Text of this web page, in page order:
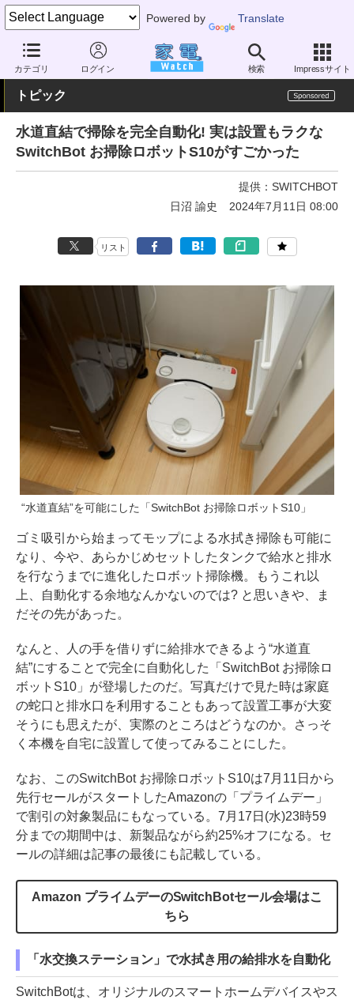
Powered by Translate
カテゴリ ログイン 検索 Impressサイト
家電 Watch 生活家電 掃除機 ロボット掃除機
トピック
水道直結で掃除を完全自動化! 実は設置もラクな
SwitchBot お掃除ロボットS10がすごかった
提供：SWITCHBOT
日沼 諭史
2024年7月11日 08:00
リスト
“水道直結”を可能にした「SwitchBot お掃除ロボットS10」
ゴミ吸引から始まってモップによる水拭き掃除も可能に
なり、今や、あらかじめセットしたタンクで給水と排水
を行なうまでに進化したロボット掃除機。もうこれ以
上、自動化する余地なんかないのでは? と思いきや、ま
だその先があった。
なんと、人の手を借りずに給排水できるよう“水道直
結”にすることで完全に自動化した「SwitchBot お掃除ロ
ボットS10」が登場したのだ。写真だけで見た時は家庭
の蛇口と排水口を利用することもあって設置工事が大変
そうにも思えたが、実際のところはどうなのか。さっそ
く本機を自宅に設置して使ってみることにした。
なお、このSwitchBot お掃除ロボットS10は7月11日から
先行セールがスタートしたAmazonの「プライムデー」
で割引の対象製品にもなっている。7月17日(水)23時59
分までの期間中は、新製品ながら約25%オフになる。セ
ールの詳細は記事の最後にも記載している。
Amazon プライムデーのSwitchBotセール会場はこ
ちら
「水交換ステーション」で水拭き用の給排水を自動化
SwitchBotは、オリジナルのスマートホームデバイスやス